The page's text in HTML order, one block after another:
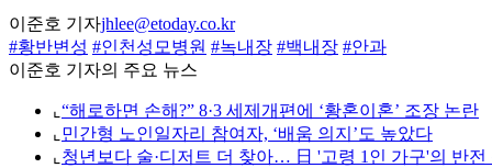
이준호 기자jhlee@etoday.co.kr
#황반변성 #인천성모병원 #녹내장 #백내장 #안과
이준호 기자의 주요 뉴스
⌞ “해로하면 손해?” 8·3 세제개편에 ‘황혼이혼’ 조장 논란
⌞ 민간형 노인일자리 참여자, ‘배움 의지’도 높았다
⌞ 청년보다 술·디저트 더 찾아… 日 '고령 1인 가구'의 반전